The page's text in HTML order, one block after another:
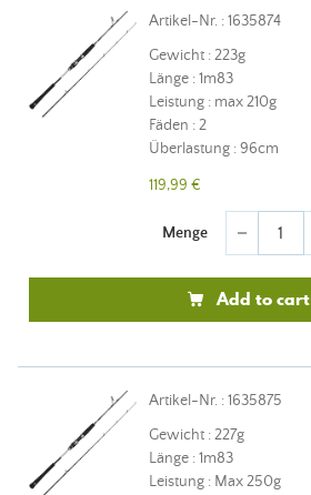
Artikel-Nr. : 1635874
Gewicht : 223g
Länge : 1m83
Leistung : max 210g
Fäden : 2
Überlastung : 96cm
119,99 €
Menge remove
Add to cart
Artikel-Nr. : 1635875
Gewicht : 227g
Länge : 1m83
Leistung : Max 250g